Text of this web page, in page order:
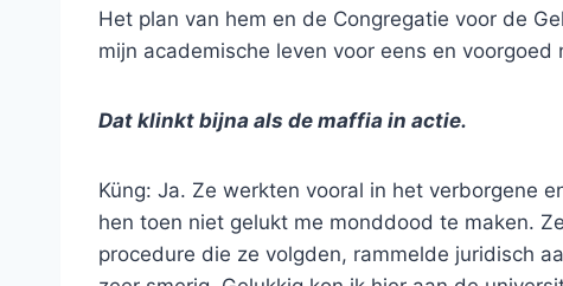
Het plan van hem en de Congregatie voor de
mijn academische leven voor eens en voorgoed
Dat klinkt bijna als de maffia in actie.
Küng: Ja. Ze werkten vooral in het verborgene
hen toen niet gelukt me monddood te maken.
procedure die ze volgden, rammelde juridisch